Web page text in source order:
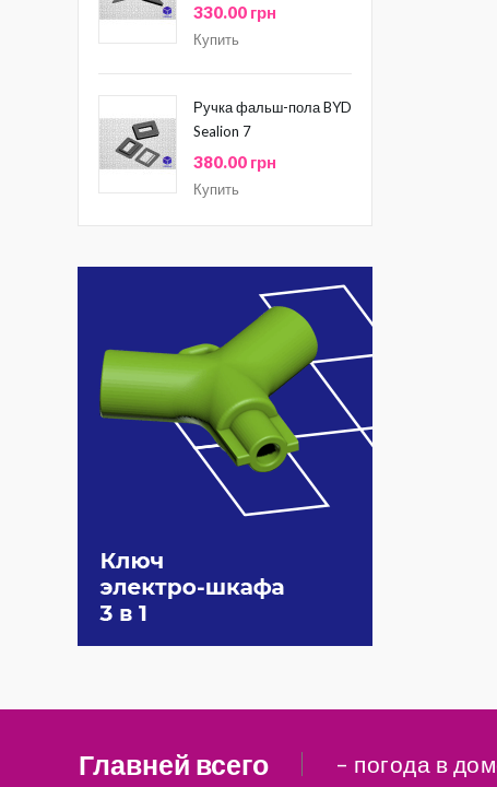
330.00 грн
Купить
Ручка фальш-пола BYD
Sealion 7
380.00 грн
Купить
Главней всего – погода в